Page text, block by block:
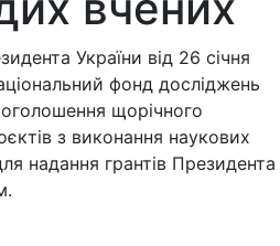
України від 26 січня
фонд досліджень
щорічного
з виконання наукових
надання грантів Президента